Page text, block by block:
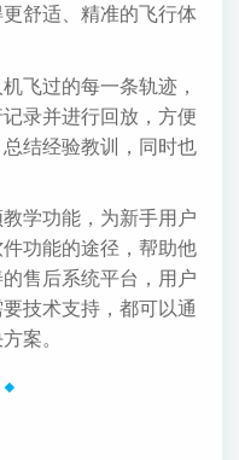
舒适、精准的飞行体
飞过的每一条轨迹，
录并进行回放，方便
结经验教训，同时也
学功能，为新手用户
功能的途径，帮助他
售后系统平台，用户
技术支持，都可以通
案。